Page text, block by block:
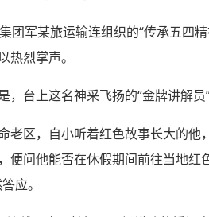
团军某旅运输连组织的“传承五四
热烈掌声。
，台上这名神采飞扬的“金牌讲解
老区，自小听着红色故事长大的
便问他能否在休假期间前往当地红
应。